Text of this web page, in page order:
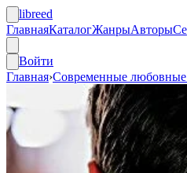
libreed
ГлавнаяКаталогЖанрыАвторы
Войти
Главная›Современные